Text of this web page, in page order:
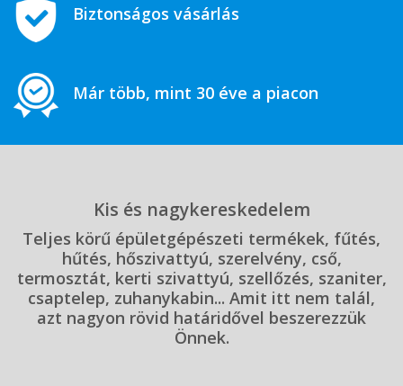
Biztonságos vásárlás
Már több, mint 30 éve a piacon
Kis és nagykereskedelem
Teljes körű épületgépészeti termékek, fűtés,
hűtés, hőszivattyú, szerelvény, cső,
termosztát, kerti szivattyú, szellőzés, szaniter,
csaptelep, zuhanykabin... Amit itt nem talál,
azt nagyon rövid határidővel beszerezzük
Önnek.